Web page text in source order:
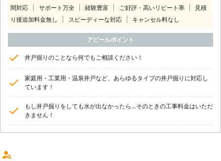
間対応
サポート万全 経験豊富 ご好評・高いリピート率
見積
り後追加料金無し
スピーディーな対応 キャンセル料なし
アピールポイント
井戸掘りのことなら何でもご相談ください！
家庭用・工業用・温泉井戸など、あらゆるタイプの井戸掘りに対応し
ています！
もし井戸掘りをしても水が出なかったら…そのときの工事料金はいただ
きません！